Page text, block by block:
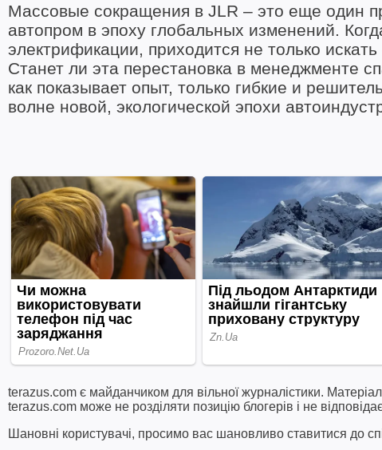
Массовые сокращения в JLR – это еще один
автопром в эпоху глобальных изменений.
электрификации, приходится не только
Станет ли эта перестановка в менеджменте
как показывает опыт, только гибкие и
волне новой, экологической эпохи
terazus.com є майданчиком для вільної журналістики.
terazus.com може не розділяти позицію блогерів і не
Шановні користувачі, просимо вас шановливо ставитися до